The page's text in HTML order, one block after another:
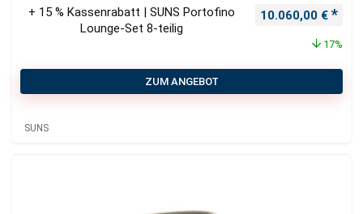
+ 15 % Kassenrabatt | SUNS Portofino
Lounge-Set 8-teilig
Ursprünglicher
10.060,00 €
17%
ZUM ANGEBOT
SUNS